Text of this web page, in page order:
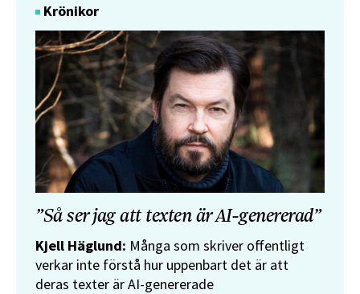
Krönikor
”Så ser jag att texten är AI-genererad”
Kjell Häglund: Många som skriver offentligt
verkar inte förstå hur uppenbart det är att
deras texter är AI-genererade